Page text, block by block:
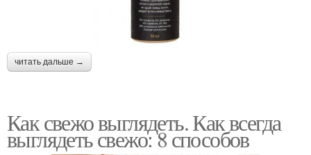
читать дальше →
Как свежо выглядеть. Как всегда
выглядеть свежо: 8 способов